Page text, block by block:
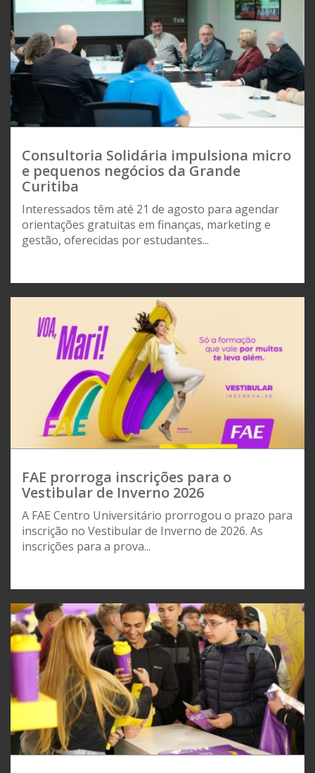
Consultoria Solidária impulsiona micro
e pequenos negócios da Grande
Curitiba
Interessados têm até 21 de agosto para agendar
orientações gratuitas em finanças, marketing e
gestão, oferecidas por estudantes...
FAE prorroga inscrições para o
Vestibular de Inverno 2026
A FAE Centro Universitário prorrogou o prazo para
inscrição no Vestibular de Inverno de 2026. As
inscrições para a prova...